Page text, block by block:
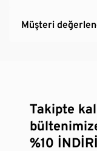
Müşteri
Takipte
%10